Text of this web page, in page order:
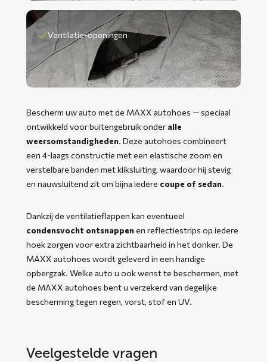
Ventilatie-openingen
Bescherm uw auto met de MAXX autohoes — speciaal
ontwikkeld voor buitengebruik onder alle
weersomstandigheden. Deze autohoes combineert
een 4-laags constructie met een elastische zoom en
verstelbare banden met kliksluiting, waardoor hij stevig
en nauwsluitend zit om bijna iedere coupe of sedan.
Dankzij de ventilatieflappen kan eventueel
condensvocht ontsnappenen reflectiestrips op iedere
hoek zorgen voor extra zichtbaarheid in het donker. De
MAXX autohoes wordt geleverd in een handige
opbergzak. Welke auto u ook wenst te beschermen, met
de MAXX autohoes bent u verzekerd van degelijke
bescherming tegen regen, vorst, stof en UV.
Veelgestelde vragen